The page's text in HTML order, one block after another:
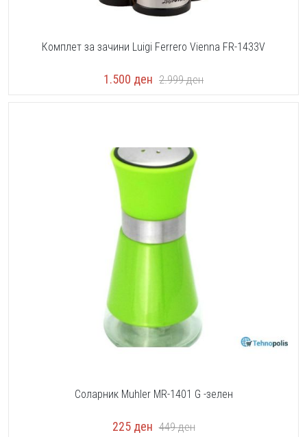
Комплет за зачини Luigi Ferrero Vienna FR-1433V
1.500 ден 2.999ден
Соларник Muhler MR-1401 G -зелен
225 ден 449ден